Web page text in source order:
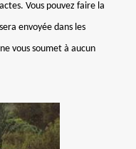
Vous pouvez faire la
envoyée dans les
vous soumet à aucun